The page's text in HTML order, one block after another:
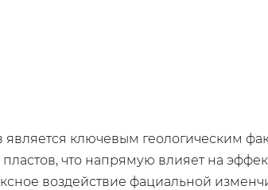
является ключевым геологическим
что напрямую влияет на
воздействие фациальной